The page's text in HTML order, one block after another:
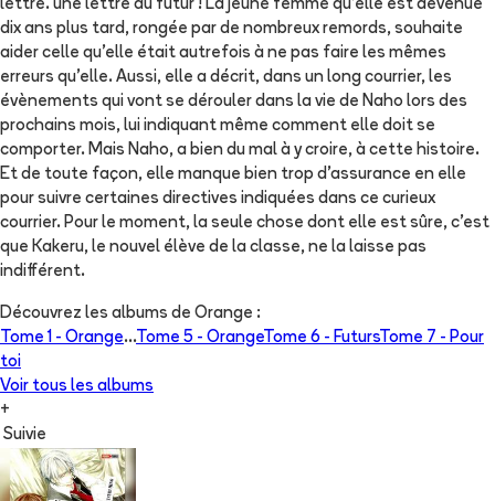
lettre. une lettre du futur ! La jeune femme qu'elle est devenue
dix ans plus tard, rongée par de nombreux remords, souhaite
aider celle qu'elle était autrefois à ne pas faire les mêmes
erreurs qu'elle. Aussi, elle a décrit, dans un long courrier, les
évènements qui vont se dérouler dans la vie de Naho lors des
prochains mois, lui indiquant même comment elle doit se
comporter. Mais Naho, a bien du mal à y croire, à cette histoire.
Et de toute façon, elle manque bien trop d'assurance en elle
pour suivre certaines directives indiquées dans ce curieux
courrier. Pour le moment, la seule chose dont elle est sûre, c'est
que Kakeru, le nouvel élève de la classe, ne la laisse pas
indifférent.
Découvrez les albums de Orange :
Tome 1 - Orange...Tome 5 - OrangeTome 6 - FutursTome 7 - Pour
toi
Voir tous les albums
+
Suivie